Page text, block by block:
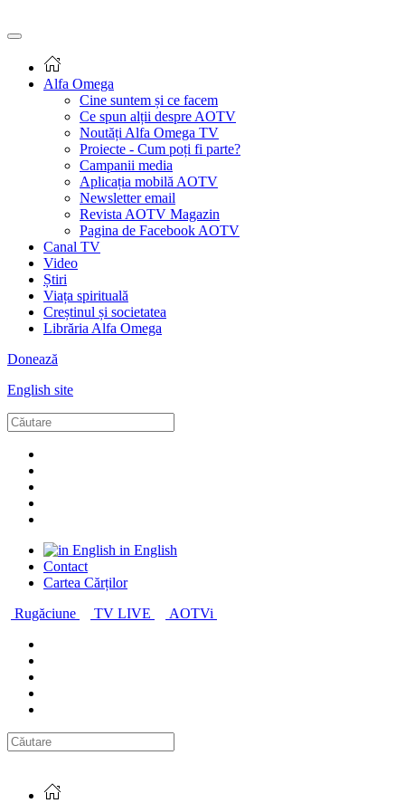
Alfa Omega
Cine suntem și ce facem
Ce spun alții despre AOTV
Noutăți Alfa Omega TV
Proiecte - Cum poți fi parte?
Campanii media
Aplicația mobilă AOTV
Newsletter email
Revista AOTV Magazin
Pagina de Facebook AOTV
Canal TV
Video
Știri
Viața spirituală
Creștinul și societatea
Librăria Alfa Omega
Donează
English site
in English
Contact
Cartea Cărților
Rugăciune
TV LIVE AOTVi